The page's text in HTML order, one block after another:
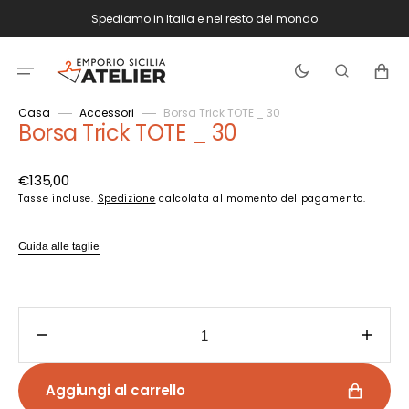
direttamente
ai
contenuti
Spediamo in Italia e nel resto del mondo
Carrello
Casa Accessori Borsa Trick TOTE _ 30
Borsa Trick TOTE _ 30
Prezzo
di
€135,00
Tasse incluse. Spedizione calcolata al momento del pagamento.
Guida alle taglie
quantità
per
Borsa
per
Borsa
Aggiungi al carrello